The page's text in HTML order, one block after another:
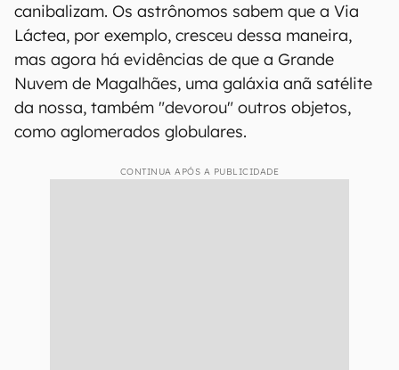
canibalizam. Os astrônomos sabem que a Via
Láctea, por exemplo, cresceu dessa maneira,
mas agora há evidências de que a Grande
Nuvem de Magalhães, uma galáxia anã satélite
da nossa, também "devorou" outros objetos,
como aglomerados globulares.
CONTINUA APÓS A PUBLICIDADE